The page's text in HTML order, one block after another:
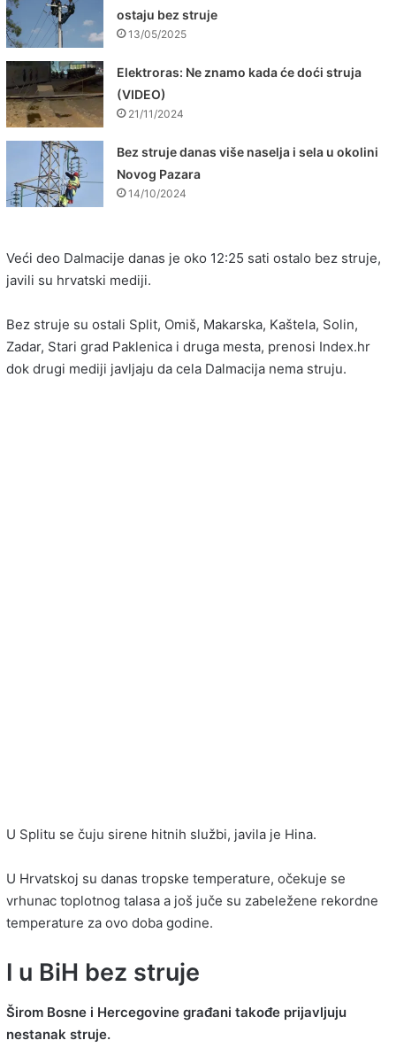
ostaju bez struje
13/05/2025
Elektroras: Ne znamo kada će doći struja
(VIDEO)
21/11/2024
Bez struje danas više naselja i sela u okolini
Novog Pazara
14/10/2024
Veći deo Dalmacije danas je oko 12:25 sati ostalo bez struje,
javili su hrvatski mediji.
Bez struje su ostali Split, Omiš, Makarska, Kaštela, Solin,
Zadar, Stari grad Paklenica i druga mesta, prenosi Index.hr
dok drugi mediji javljaju da cela Dalmacija nema struju.
U Splitu se čuju sirene hitnih službi, javila je Hina.
U Hrvatskoj su danas tropske temperature, očekuje se
vrhunac toplotnog talasa a još juče su zabeležene rekordne
temperature za ovo doba godine.
I u BiH bez struje
Širom Bosne i Hercegovine građani takođe prijavljuju
nestanak struje.